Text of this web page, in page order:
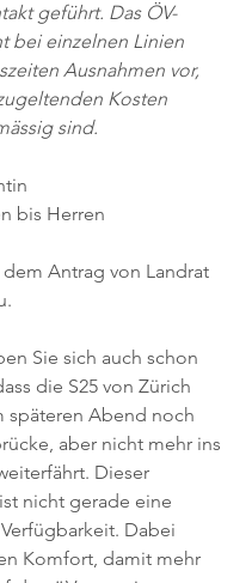
geführt. Das ÖV-
bei einzelnen Linien
Ausnahmen vor,
Kosten
sind.
bis Herren
Antrag von Landrat
Sie sich auch schon
die S25 von Zürich
späteren Abend noch
aber nicht mehr ins
Dieser
nicht gerade eine
Dabei
Komfort, damit mehr